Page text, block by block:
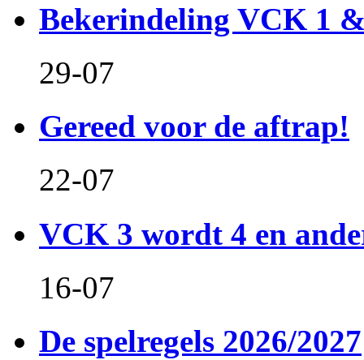
Bekerindeling VCK 1
29-07
Gereed voor de aftrap!
22-07
VCK 3 wordt 4 en
16-07
De spelregels 2026/2027